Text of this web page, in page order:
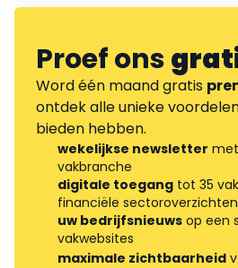
Proef ons
Word één maand gratis
ontdek alle unieke
bieden hebben.
wekelijkse newsletter
vakbranche
digitale toegang tot 35
financiële sectoroverzichten
uw bedrijfsnieuws op een
vakwebsites
maximale zichtbaarheid